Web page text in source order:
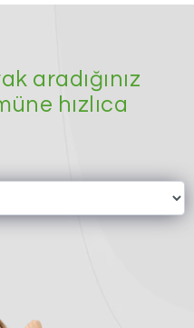
aradığınız
hızlıca